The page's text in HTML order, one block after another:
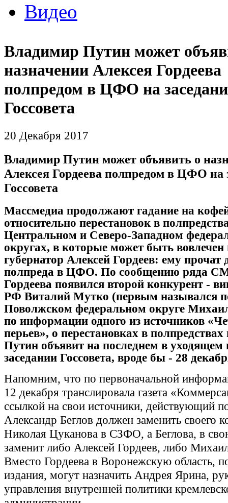
Видео
Владимир Путин может
назначении Алексея Гордеева
полпредом в ЦФО на
Госсовета
20 Декабря 2017
Владимир Путин может объявить о
Алексея Гордеева полпредом в ЦФО на
Госсовета
Массмедиа продолжают гадание на
относительно перестановок в
Центральном и Северо-Западном
округах, в которые может быть
губернатор Алексей Гордеев: ему прочат
полпреда в ЦФО. По сообщению ряда
Гордеева появился второй конкурент -
РФ Виталий Мутко (первым назывался
Поволжском федеральном округе
по информации одного из источников
перьев», о перестановках в полпредствах
Путин объявит на последнем в уходящем
заседании Госсовета, вроде бы - 28
Напомним, что по первоначальной
12 декабря транслировала газета
ссылкой на свои источники, действующий
Александр Беглов должен заменить своего
Николая Цуканова в СЗФО, а Беглова, в
заменит либо Алексей Гордеев, либо
Вместо Гордеева в Воронежскую область,
издания, могут назначить Андрея Ярина,
управления внутренней политики